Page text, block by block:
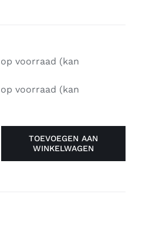
voorraad (kan
voorraad (kan
TOEVOEGEN AAN
WINKELWAGEN